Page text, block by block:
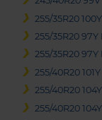
255/35R20
255/35R20 97Y
255/35R20 97Y
255/40R20
255/40R20
255/40R20